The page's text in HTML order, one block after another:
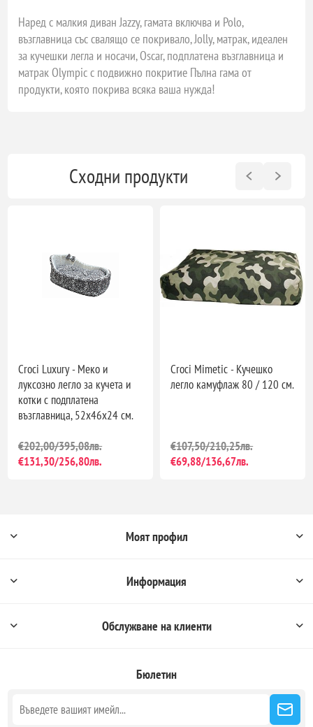
Наред с малкия диван Jazzy, гамата включва и Polo,
възглавница със свалящо се покривало, Jolly, матрак, идеален
за кучешки легла и носачи, Oscar, подплатена възглавница и
матрак Olympic с подвижно покритие Пълна гама от
продукти, която покрива всяка ваша нужда!
Сходни продукти
Croci Luxury - Меко и
луксозно легло за кучета и
котки с подплатена
възглавница, 52x46x24 см.
€202,00/395,08лв.
€131,30/256,80лв.
Croci Mimetic - Кучешко
легло камуфлаж 80 / 120 см.
€107,50/210,25лв.
€69,88/136,67лв.
Моят профил
Информация
Обслужване на клиенти
Бюлетин